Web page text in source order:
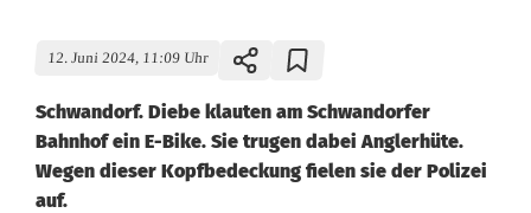
12. Juni 2024, 11:09 Uhr
Schwandorf. Diebe klauten am Schwandorfer
Bahnhof ein E-Bike. Sie trugen dabei Anglerhüte.
Wegen dieser Kopfbedeckung fielen sie der Polizei
auf.